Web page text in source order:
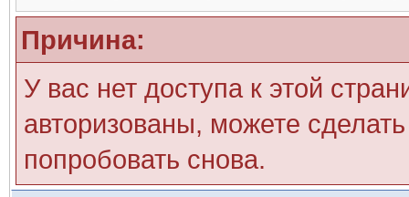
Причина:
У вас нет доступа к этой
авторизованы, можете
попробовать снова.